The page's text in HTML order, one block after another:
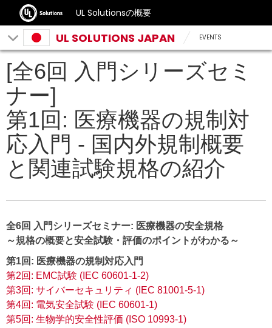
UL Solutionsの概要
UL SOLUTIONS JAPAN EVENTS
[全6回 入門シリーズセミ
ナー]
第1回: 医療機器の規制対
応入門 ‐ 国内外規制概要
と関連試験規格の紹介
全6回 入門シリーズセミナー: 医療機器の安全規格
～規格の概要と安全試験・評価のポイントがわかる～
第1回: 医療機器の規制対応入門
第2回: EMC試験 (IEC 60601-1-2)
第3回: サイバーセキュリティ (IEC 81001-5-1)
第4回: 電気安全試験 (IEC 60601-1)
第5回: 生物学的安全性評価 (ISO 10993-1)